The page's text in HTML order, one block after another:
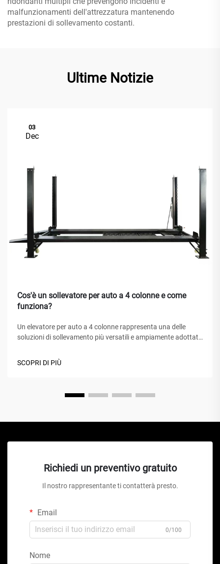
malfunzionamenti dell'attrezzatura mantenendo
prestazioni di sollevamento costanti.
Ultime Notizie
03
Dec
Cos'è un sollevatore per auto a 4 colonne e come
funziona?
Un elevatore per auto a 4 colonne rappresenta una delle
soluzioni di sollevamento più versatili e ampiamente adottate
e nelle officine commerciali in tutto il mondo. A differenza dei
SCOPRI DI PIÙ
Richiedi un preventivo gratuito
Il nostro rappresentante ti contatterà presto.
Email
0/100
Nome